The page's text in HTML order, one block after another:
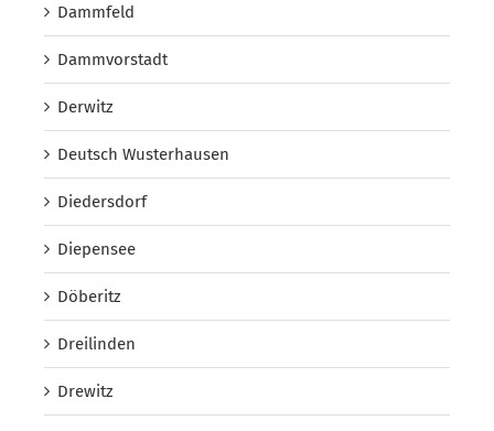
Dammfeld
Dammvorstadt
Derwitz
Deutsch Wusterhausen
Diedersdorf
Diepensee
Döberitz
Dreilinden
Drewitz